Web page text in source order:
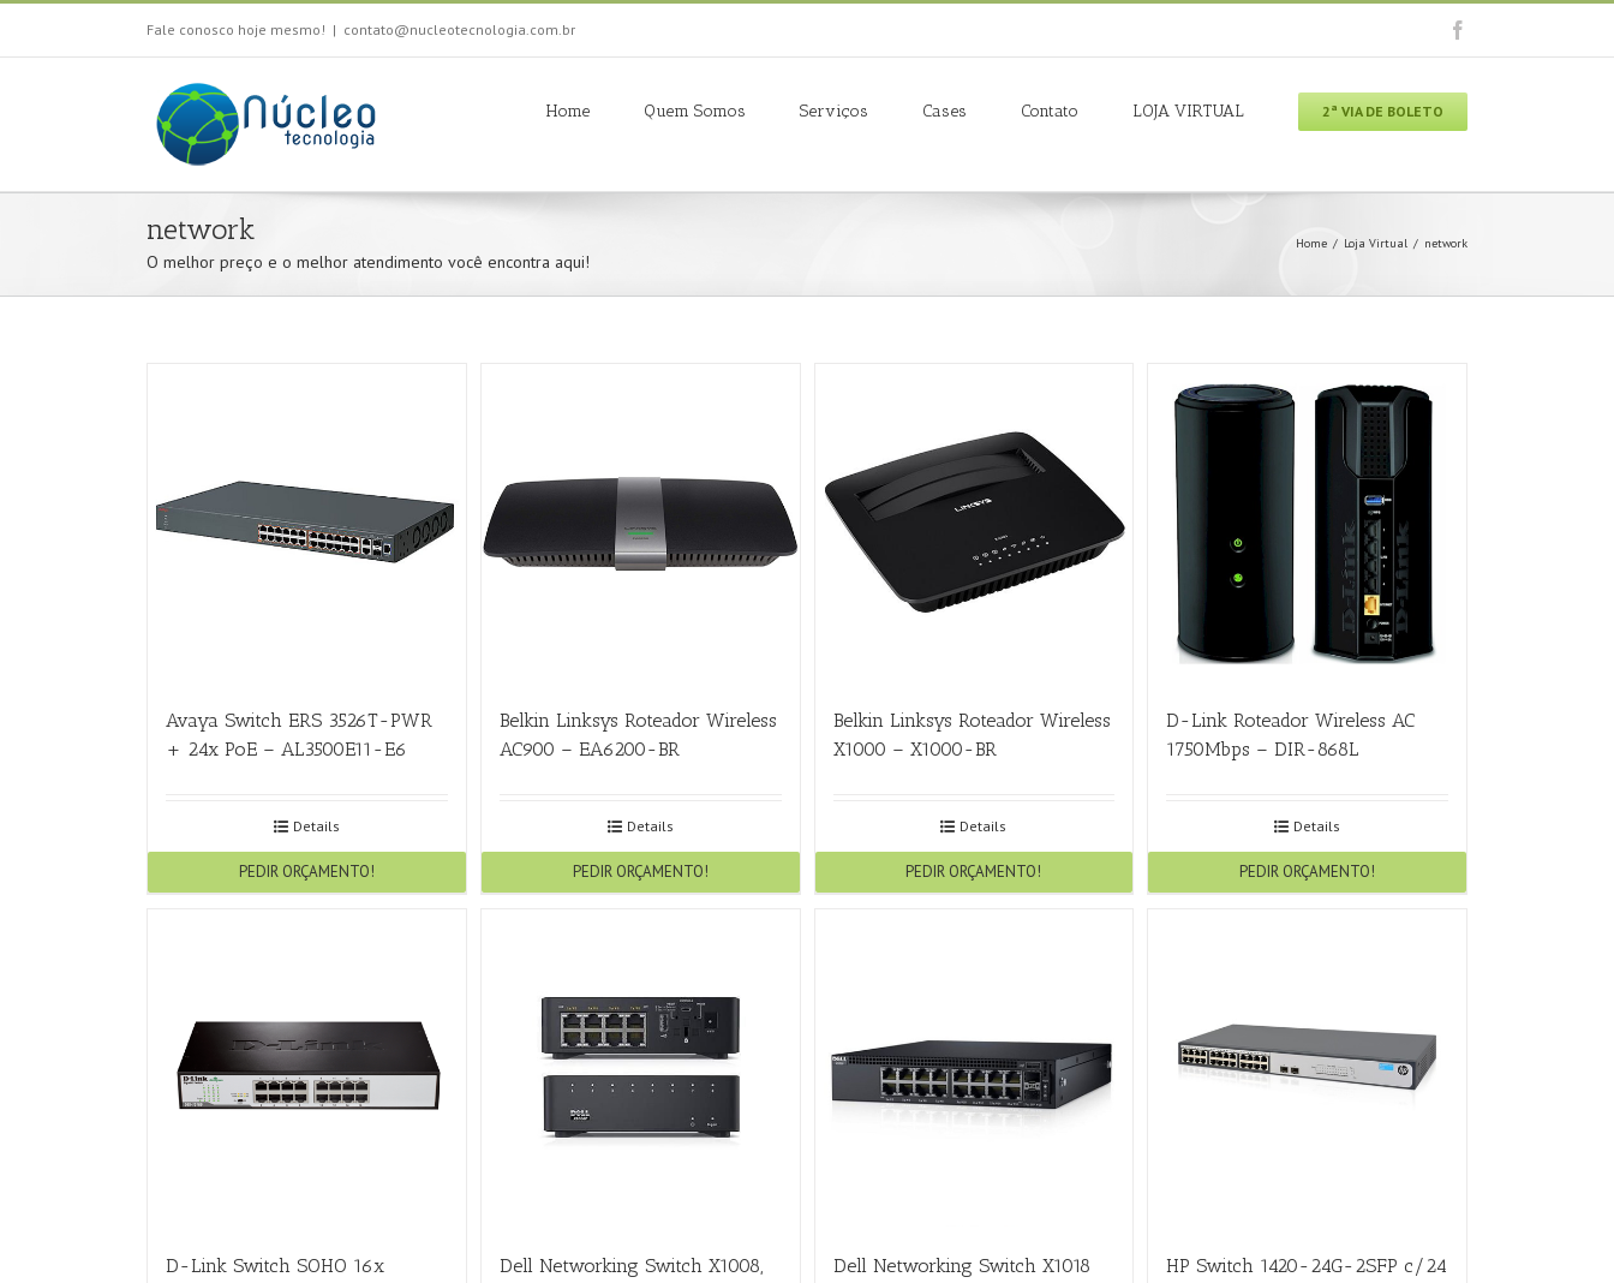
Fale conosco hoje mesmo! | contato@nucleotecnologia.com.br
Home Quem Somos Serviços Cases Contato LOJA VIRTUAL 2ª VIA DE BOLETO
network
O melhor preço e o melhor atendimento você encontra aqui!
Home / Loja Virtual / network
Avaya Switch ERS 3526T-PWR
+ 24x PoE – AL3500E11-E6
Details
PEDIR ORÇAMENTO!
Belkin Linksys Roteador Wireless
AC900 – EA6200-BR
Details
PEDIR ORÇAMENTO!
Belkin Linksys Roteador Wireless
X1000 – X1000-BR
Details
PEDIR ORÇAMENTO!
D-Link Roteador Wireless AC
1750Mbps – DIR-868L
Details
PEDIR ORÇAMENTO!
D-Link Switch SOHO 16x
Dell Networking Switch X1008,
Dell Networking Switch X1018
HP Switch 1420-24G-2SFP c/24